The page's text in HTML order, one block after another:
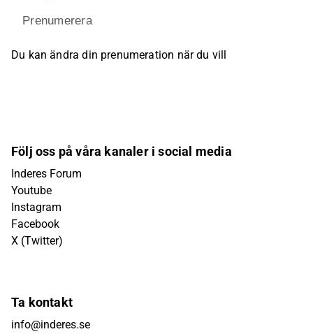
Prenumerera
Du kan ändra din prenumeration när du vill
Följ oss på våra kanaler i social media
Inderes Forum
Youtube
Instagram
Facebook
X (Twitter)
Ta kontakt
info@inderes.se